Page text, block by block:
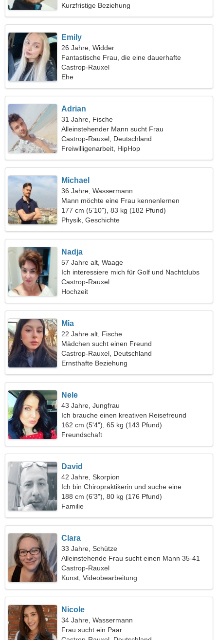
Kurzfristige Beziehung
Emily
26 Jahre, Widder
Fantastische Frau, die eine dauerhafte
Beziehung sucht
Castrop-Rauxel
Ehe
Adrian
31 Jahre, Fische
Alleinstehender Mann sucht Frau
Castrop-Rauxel, Deutschland
Freiwilligenarbeit, HipHop
Michael
36 Jahre, Wassermann
Mann möchte eine Frau kennenlernen
177 cm (5'10"), 83 kg (182 Pfund)
Physik, Geschichte
Nadja
57 Jahre alt, Waage
Ich interessiere mich für Golf und Nachtclubs
Castrop-Rauxel
Hochzeit
Mia
22 Jahre alt, Fische
Mädchen sucht einen Freund
Castrop-Rauxel, Deutschland
Ernsthafte Beziehung
Nele
43 Jahre, Jungfrau
Ich brauche einen kreativen Reisefreund
162 cm (5'4"), 65 kg (143 Pfund)
Freundschaft
David
42 Jahre, Skorpion
Ich bin Chiropraktikerin und suche eine
fantastische Frau
188 cm (6'3"), 80 kg (176 Pfund)
Familie
Clara
33 Jahre, Schütze
Alleinstehende Frau sucht einen Mann 35-41
Castrop-Rauxel
Kunst, Videobearbeitung
Nicole
34 Jahre, Wassermann
Frau sucht ein Paar